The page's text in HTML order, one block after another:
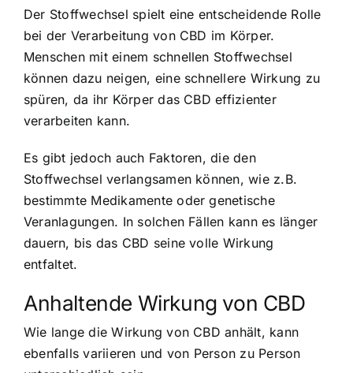
Der Stoffwechsel spielt eine entscheidende Rolle
bei der Verarbeitung von CBD im Körper.
Menschen mit einem schnellen Stoffwechsel
können dazu neigen, eine schnellere Wirkung zu
spüren, da ihr Körper das CBD effizienter
verarbeiten kann.
Es gibt jedoch auch Faktoren, die den
Stoffwechsel verlangsamen können, wie z.B.
bestimmte Medikamente oder genetische
Veranlagungen. In solchen Fällen kann es länger
dauern, bis das CBD seine volle Wirkung
entfaltet.
Anhaltende Wirkung von CBD
Wie lange die Wirkung von CBD anhält, kann
ebenfalls variieren und von Person zu Person